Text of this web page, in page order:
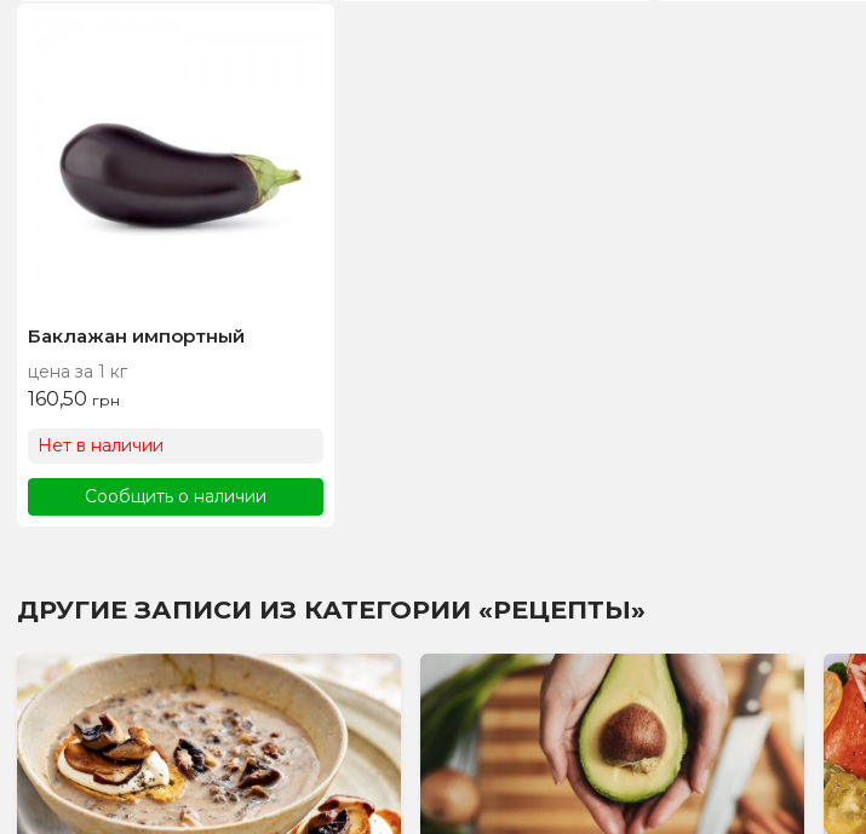
Баклажан импортный
цена за 1 кг
160,50 грн
Нет в наличии
Сообщить о наличии
ДРУГИЕ ЗАПИСИ ИЗ КАТЕГОРИИ «РЕЦЕПТЫ»